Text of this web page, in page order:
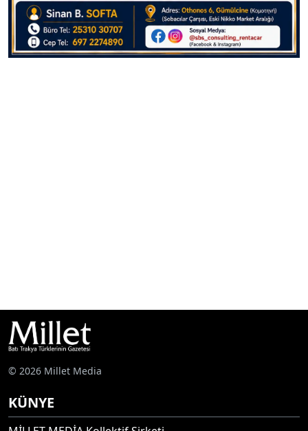
© 2026 Millet Media
KÜNYE